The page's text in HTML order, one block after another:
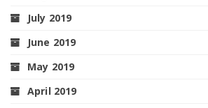
July 2019
June 2019
May 2019
April 2019